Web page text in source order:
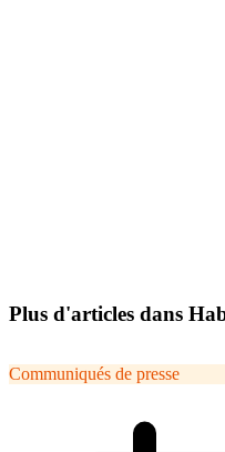
Plus d'articles dans
Communiqués de presse